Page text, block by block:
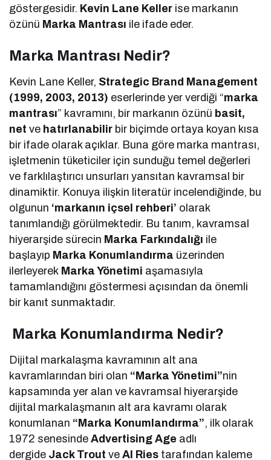
göstergesidir. Kevin Lane Keller ise markanın
özünü Marka Mantrası ile ifade eder.
Marka Mantrası Nedir?
Kevin Lane Keller, Strategic Brand Management
(1999, 2003, 2013) eserlerinde yer verdiği “marka
mantrası” kavramını, bir markanın özünü basit,
net ve hatırlanabilir bir biçimde ortaya koyan kısa
bir ifade olarak açıklar. Buna göre marka mantrası,
işletmenin tüketiciler için sunduğu temel değerleri
ve farklılaştırıcı unsurları yansıtan kavramsal bir
dinamiktir. Konuya ilişkin literatür incelendiğinde, bu
olgunun ‘markanın içsel rehberi’ olarak
tanımlandığı görülmektedir. Bu tanım, kavramsal
hiyerarşide sürecin Marka Farkındalığı ile
başlayıp Marka Konumlandırma üzerinden
ilerleyerek Marka Yönetimi aşamasıyla
tamamlandığını göstermesi açısından da önemli
bir kanıt sunmaktadır.
Marka Konumlandırma Nedir?
Dijital markalaşma kavramının alt ana
kavramlarından biri olan “Marka Yönetimi”nin
kapsamında yer alan ve kavramsal hiyerarşide
dijital markalaşmanın alt ara kavramı olarak
konumlanan “Marka Konumlandırma”, ilk olarak
1972 senesindeAdvertising Age adlı
dergide Jack Trout veAl Ries tarafından kaleme